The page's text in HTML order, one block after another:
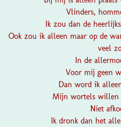
Vlinders,
Ik zou dan de
Ook zou ik alleen maar op de
veel
In de
Voor mij geen
Dan word ik
Mijn wortels willen
Niet
Ik dronk dan het